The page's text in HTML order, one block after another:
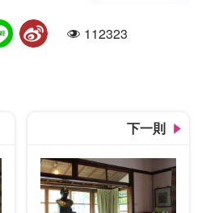
人氣112323
下一則